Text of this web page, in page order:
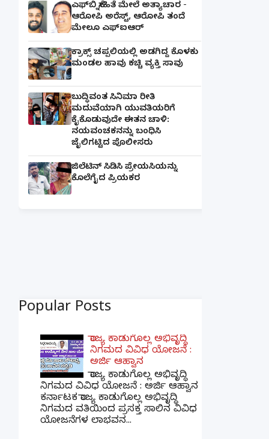
ಎಫ್‌ಬಿ ಸ್ನೇಹಿತೆ ಮೇಲೆ ಅತ್ಯಾಚಾರ -
ಆರೋಪಿ ಅರೆಸ್ಟ್, ಆರೋಪಿ ತಂದೆ
ಮೇಲೂ ಎಫ್ಐಆರ್
ಕ್ರಾಕ್ಸ್ ಚಪ್ಪಲಿಯಲ್ಲಿ ಅಡಗಿದ್ದ ಕೊಳಕು
ಮಂಡಲ ಹಾವು ಕಚ್ಚಿ ವ್ಯಕ್ತಿ ಸಾವು
ಬುದ್ಧಿವಂತ ಸಿನಿಮಾ ರೀತಿ
ಮದುವೆಯಾಗಿ ಯುವತಿಯರಿಗೆ
ಕೈಕೊಡುವುದೇ ಈತನ ಚಾಳಿ:
ನಯವಂಚಕನನ್ನು ಬಂಧಿಸಿ
ಜೈಲಿಗಟ್ಟಿದ ಪೊಲೀಸರು
ಜಿಲೆಟಿನ್ ಸಿಡಿಸಿ ಪ್ರೇಯಸಿಯನ್ನು
ಕೊಲೆಗೈದ ಪ್ರಿಯಕರ
Popular Posts
ರಾಜ್ಯ ಕಾಡುಗೊಲ್ಲ ಅಭಿವೃದ್ಧಿ
ನಿಗಮದ ವಿವಿಧ ಯೋಜನೆ :
ಅರ್ಜಿ ಆಹ್ವಾನ
ರಾಜ್ಯ ಕಾಡುಗೊಲ್ಲ ಅಭಿವೃದ್ಧಿ
ನಿಗಮದ ವಿವಿಧ ಯೋಜನೆ : ಅರ್ಜಿ ಆಹ್ವಾನ
ಕರ್ನಾಟಕ ರಾಜ್ಯ ಕಾಡುಗೊಲ್ಲ ಅಭಿವೃದ್ಧಿ
ನಿಗಮದ ವತಿಯಿಂದ ಪ್ರಸಕ್ತ ಸಾಲಿನ ವಿವಿಧ
ಯೋಜನೆಗಳ ಲಾಭವನ...